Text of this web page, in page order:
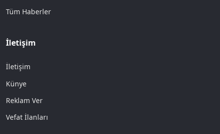
Tüm Haberler
İletişim
İletişim
Künye
Reklam Ver
Vefat İlanları